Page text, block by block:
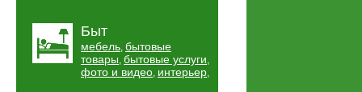
Быт
мебель, бытовые
товары, бытовые услуги,
фото и видео, интерьер,